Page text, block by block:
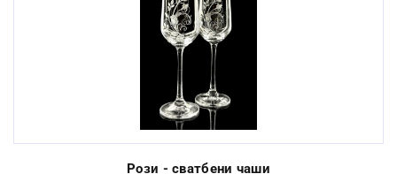
Рози - сватбени чаши